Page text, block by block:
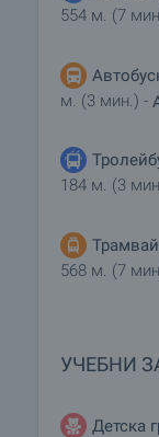
554 м. (7
м. (3 мин.) -
184 м. (3
568 м. (7
УЧЕБНИ
Детска